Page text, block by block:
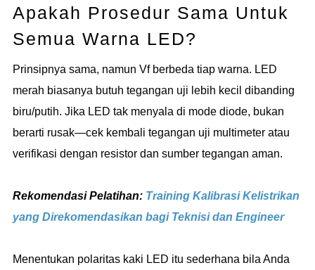
Apakah Prosedur Sama Untuk
Semua Warna LED?
Prinsipnya sama, namun Vf berbeda tiap warna. LED
merah biasanya butuh tegangan uji lebih kecil dibanding
biru/putih. Jika LED tak menyala di mode diode, bukan
berarti rusak—cek kembali tegangan uji multimeter atau
verifikasi dengan resistor dan sumber tegangan aman.
Rekomendasi Pelatihan: Training Kalibrasi Kelistrikan
yang Direkomendasikan bagi Teknisi dan Engineer
Menentukan polaritas kaki LED itu sederhana bila Anda